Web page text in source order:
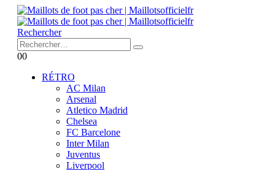
Rechercher
00
RÉTRO
AC Milan
Arsenal
Atletico Madrid
Chelsea
FC Barcelone
Inter Milan
Juventus
Liverpool